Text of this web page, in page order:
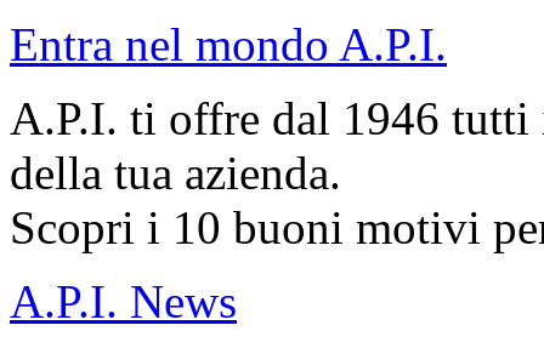
Entra nel mondo A.P.I.
A.P.I. ti offre dal 1946 tutti
della tua azienda.
Scopri i 10 buoni motivi
A.P.I. News